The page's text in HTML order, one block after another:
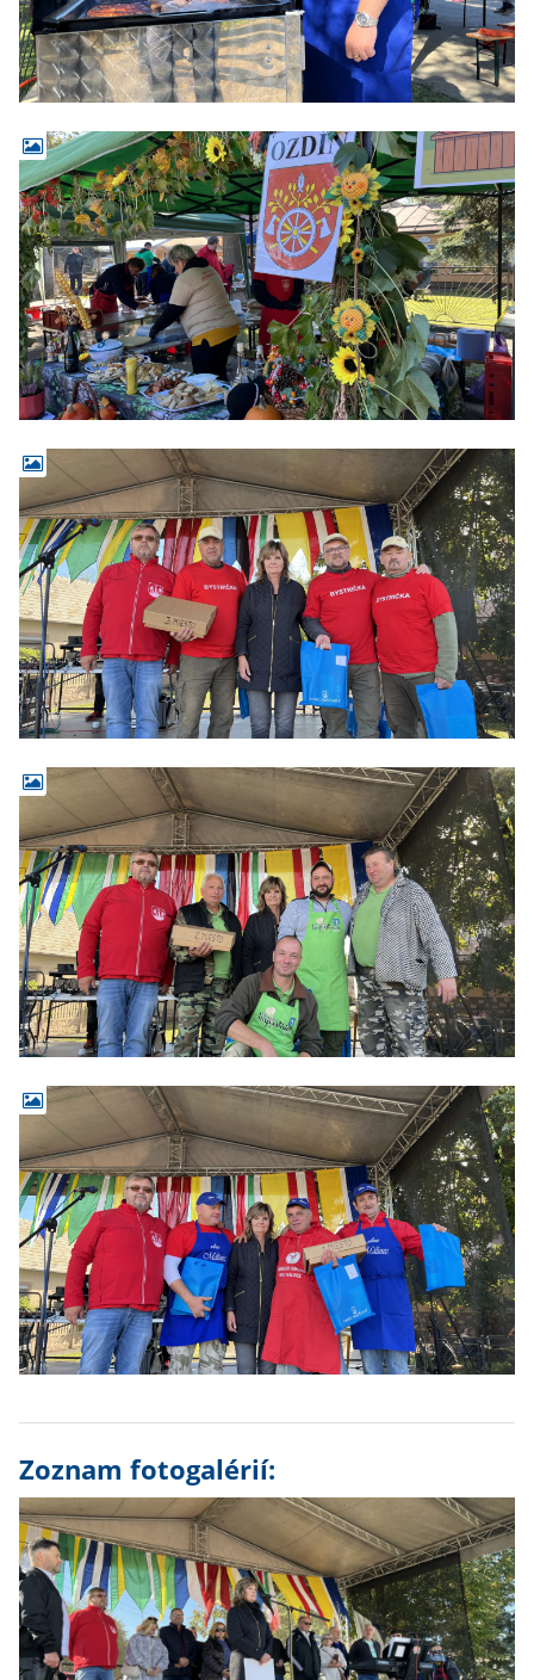
Zoznam fotogalérií: